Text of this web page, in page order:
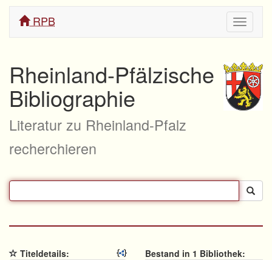
ein/
RPB
Rheinland-Pfälzische
Bibliographie
Literatur zu Rheinland-Pfalz
recherchieren
Titeldetails:
Bestand in 1 Bibliothek: